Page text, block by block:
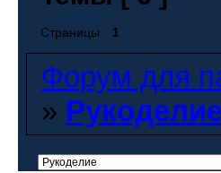
Страницы 1
Форум для
»